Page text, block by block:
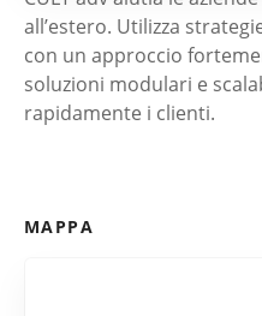
all’estero. Utilizza
con un approccio
soluzioni modulari e
rapidamente i clienti.
MAPPA